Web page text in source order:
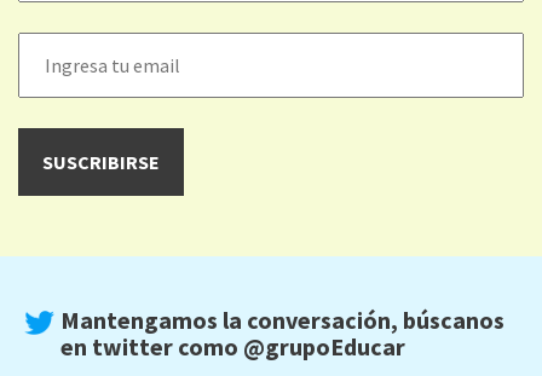
Mantengamos la conversación, búscanos
en twitter como @grupoEducar